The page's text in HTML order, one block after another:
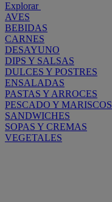
Explorar
AVES
BEBIDAS
CARNES
DESAYUNO
DIPS Y SALSAS
DULCES Y POSTRES
ENSALADAS
PASTAS Y ARROCES
PESCADO Y MARISCOS
SANDWICHES
SOPAS Y CREMAS
VEGETALES